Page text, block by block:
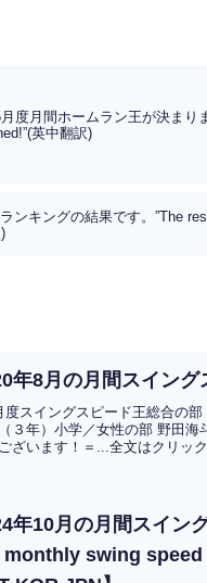
度月間ホームラン王が決まり
英中翻訳)
ンキングの結果です。”The
年8月の月間スイング
スイングスピード王総合の
３年）小学／女性の部 野田
ざいます！＝...全文はクリック
年10月の月間スイン
monthly swing